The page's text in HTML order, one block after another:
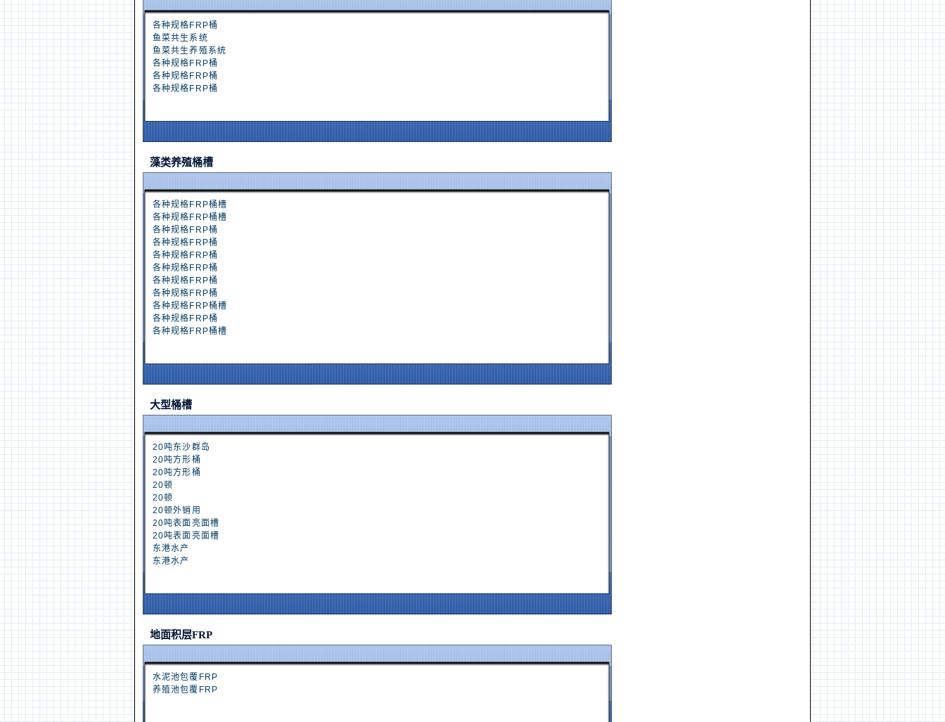
各种规格FRP桶
鱼菜共生系统
鱼菜共生养殖系统
各种规格FRP桶
各种规格FRP桶
各种规格FRP桶
藻类养殖桶槽
各种规格FRP桶槽
各种规格FRP桶槽
各种规格FRP桶
各种规格FRP桶
各种规格FRP桶
各种规格FRP桶
各种规格FRP桶
各种规格FRP桶
各种规格FRP桶槽
各种规格FRP桶
各种规格FRP桶槽
大型桶槽
20吨东沙群岛
20吨方形桶
20吨方形桶
20顿
20顿
20顿外销用
20吨表面亮面槽
20吨表面亮面槽
东港水产
东港水产
地面积层FRP
水泥池包覆FRP
养殖池包覆FRP